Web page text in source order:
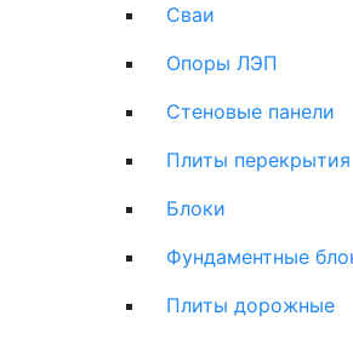
Сваи
Опоры ЛЭП
Стеновые панели
Плиты перекрытия
Блоки
Фундаментные
Плиты дорожные